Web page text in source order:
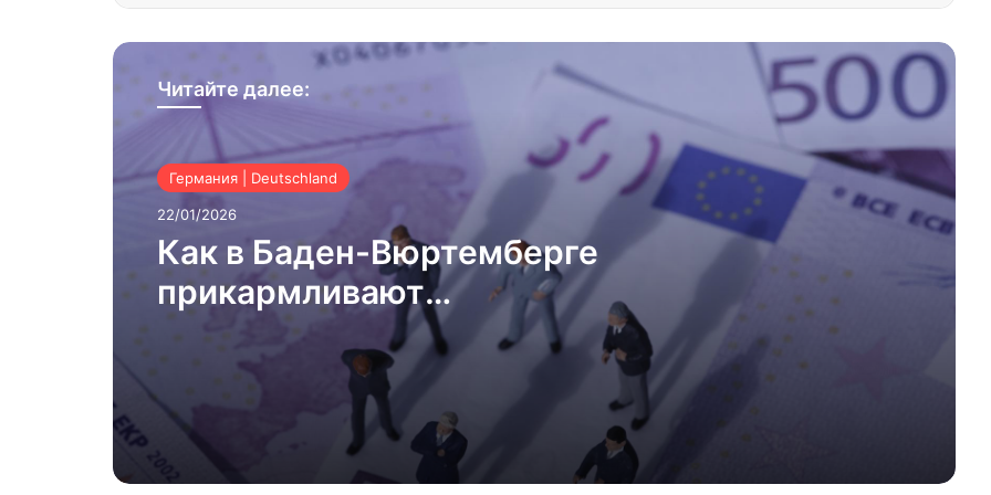
Читайте далее:
Германия | Deutschland
22/01/2026
Как в Баден-Вюртемберге
прикармливают
«журналистов»
Илон Маск призвал к упразднению
«Пандемия лжи»: что говорит
немецкая статистика о
вакцинационном статусе?
Как евробюрократы уничтожают
рабочие места?
Состоятельные граждане бегут из
Германии и остального ЕС